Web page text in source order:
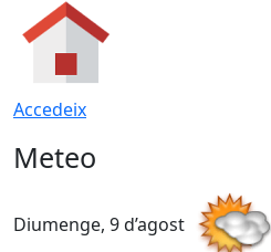
Accedeix
Meteo
Diumenge, 9 d’agost